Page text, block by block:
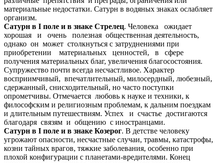
материальные недостатки. Сатурн в водяных знаках ослабляет
организм.
Сатурн в I поле и в знаке Стрелец. Человека ожидает
хорошая и очень полезная общественная деятельность,
однако он может столкнуться с затруднениями при
приобретении материальных ценностей, в сфере
получения материальных благ, увеличения благосостояния.
Супружество почти всегда несчастливое. Характер
восприимчивый, впечатлительный, милосердный, любезный,
сдержанный, снисходительный, но часто поступки
опрометчивы. Отмечается любовь к науке и техники, к
философским и религиозным проблемам, к дальним поездкам
и длительным путешествиям. Успех и счастье достигаются
благодаря связям и общению с иностранцами.
Сатурн в I поле и в знаке Козерог. В детстве человеку
угрожают опасности, несчастные случаи, травмы, катастрофы,
козни тайных врагов, тяжкие заболевания, особенно при
плохой конфигурации с планетами-вредителями. Конец